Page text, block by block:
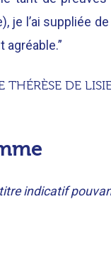
je l’ai suppliée
agréable.”
THÉRÈSE DE
indicatif